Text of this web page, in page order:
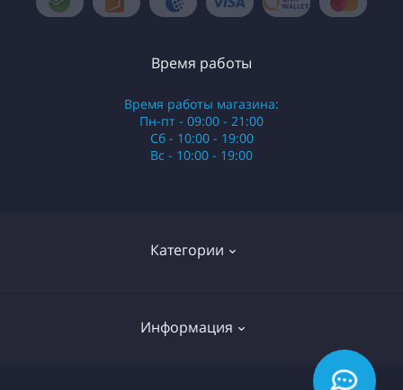
Категории
Информация
Время работы
Время работы магазина:
Пн-пт - 09:00 - 21:00
Сб - 10:00 - 19:00
Вс - 10:00 - 19:00